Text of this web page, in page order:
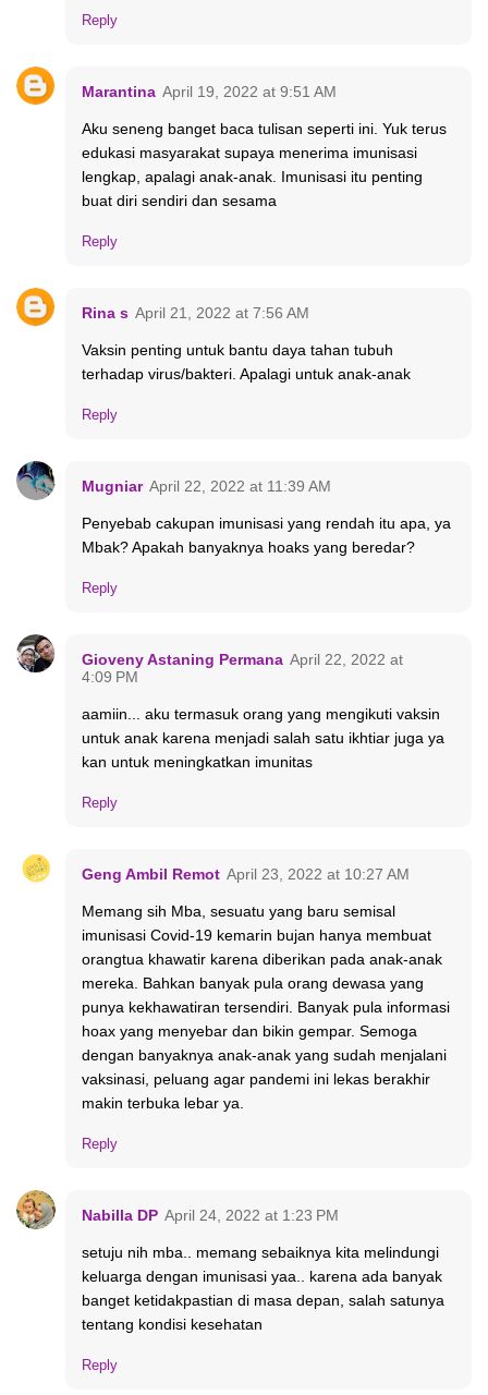
Reply
Marantina April 19, 2022 at 9:51 AM
Aku seneng banget baca tulisan seperti ini. Yuk terus
edukasi masyarakat supaya menerima imunisasi
lengkap, apalagi anak-anak. Imunisasi itu penting
buat diri sendiri dan sesama
Reply
Rina s April 21, 2022 at 7:56 AM
Vaksin penting untuk bantu daya tahan tubuh
terhadap virus/bakteri. Apalagi untuk anak-anak
Reply
Mugniar April 22, 2022 at 11:39 AM
Penyebab cakupan imunisasi yang rendah itu apa, ya
Mbak? Apakah banyaknya hoaks yang beredar?
Reply
Gioveny Astaning Permana April 22, 2022 at
4:09 PM
aamiin... aku termasuk orang yang mengikuti vaksin
untuk anak karena menjadi salah satu ikhtiar juga ya
kan untuk meningkatkan imunitas
Reply
Geng Ambil Remot April 23, 2022 at 10:27 AM
Memang sih Mba, sesuatu yang baru semisal
imunisasi Covid-19 kemarin bujan hanya membuat
orangtua khawatir karena diberikan pada anak-anak
mereka. Bahkan banyak pula orang dewasa yang
punya kekhawatiran tersendiri. Banyak pula informasi
hoax yang menyebar dan bikin gempar. Semoga
dengan banyaknya anak-anak yang sudah menjalani
vaksinasi, peluang agar pandemi ini lekas berakhir
makin terbuka lebar ya.
Reply
Nabilla DP April 24, 2022 at 1:23 PM
setuju nih mba.. memang sebaiknya kita melindungi
keluarga dengan imunisasi yaa.. karena ada banyak
banget ketidakpastian di masa depan, salah satunya
tentang kondisi kesehatan
Reply